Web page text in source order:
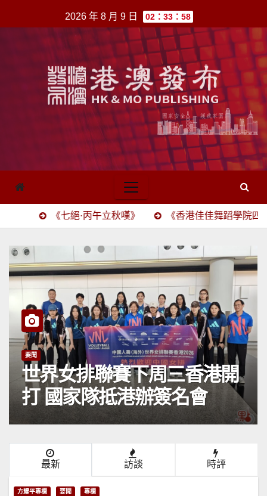
至
2026 年 8 月 9 日 02：33：58
七絕·丙午立秋嘆》 《香港佳佳舞蹈學院四十五載頌》(
要聞
世界女排聯賽下周三香港開
打 國家隊抵港辦簽名會
最新 訪談 時評
方耀平專欄 要聞 專欄